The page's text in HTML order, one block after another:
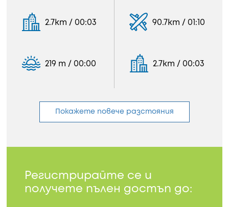
2.7km / 00:03
219 m / 00:00
90.7km / 01:10
2.7km / 00:03
Покажете повече разстояния
Регистрирайте се и
получете пълен достъп до: